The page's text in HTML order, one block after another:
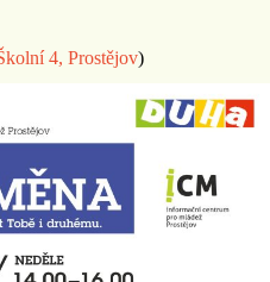
4, Prostějov)